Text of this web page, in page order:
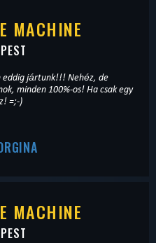
MACHINE
eddig jártunk!!! Nehéz, de
minden 100%-os! Ha csak egy
=;-)
MACHINE